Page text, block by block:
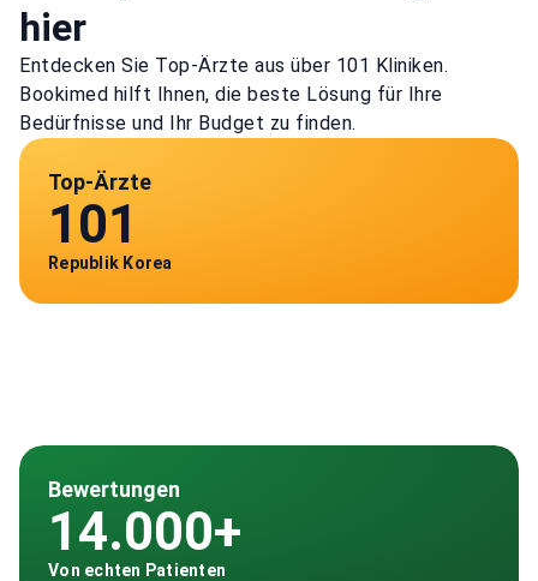
hier
Entdecken Sie Top-Ärzte aus über 101 Kliniken.
Bookimed hilft Ihnen, die beste Lösung für Ihre
Bedürfnisse und Ihr Budget zu finden.
Top-Ärzte
101
Republik Korea
Bewertungen
14.000+
Von echten Patienten